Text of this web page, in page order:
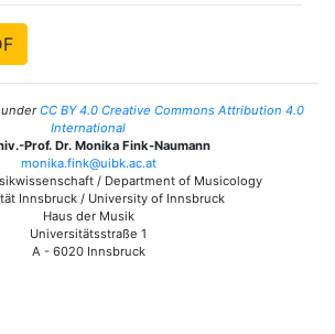
underCC BY 4.0 Creative Commons Attribution 4.0
International
Prof. Dr. Monika Fink-Naumann
monika.fink@uibk.ac.at
/ Department of Musicology
Innsbruck / University of Innsbruck
Haus der Musik
Universitätsstraße 1
A - 6020 Innsbruck